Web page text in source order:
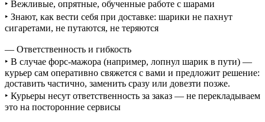
‣ Вежливые, опрятные, обученные работе с шарами
‣ Знают, как вести себя при доставке: шарики не пахнут
сигаретами, не путаются, не теряются
— Ответственность и гибкость
‣ В случае форс-мажора (например, лопнул шарик в пути) —
курьер сам оперативно свяжется с вами и предложит решение:
доставить частично, заменить сразу или довезти позже.
‣ Курьеры несут ответственность за заказ — не перекладываем
это на посторонние сервисы